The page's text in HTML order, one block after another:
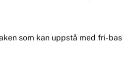
som kan uppstå med fri-